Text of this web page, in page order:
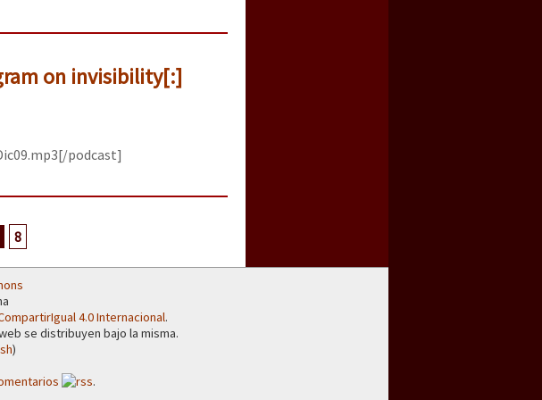
on invisibility[:]
podcast]
8
4.0 Internacional.
se distribuyen bajo la misma.
)
.